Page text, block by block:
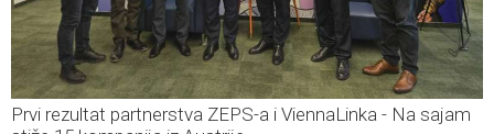
Prvi rezultat partnerstva ZEPS-a i ViennaLinka - Na sajam